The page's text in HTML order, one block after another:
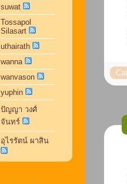
suwat
Tossapol
Silasart
uthairath
wanna
wanvason
yuphin
ปัญญา วงศ์
จันทร์
อุไรรัตน์ ผาสิน